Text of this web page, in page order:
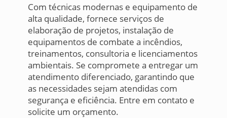
Com técnicas modernas e equipamento de
alta qualidade, fornece serviços de
elaboração de projetos, instalação de
equipamentos de combate a incêndios,
treinamentos, consultoria e licenciamentos
ambientais. Se compromete a entregar um
atendimento diferenciado, garantindo que
as necessidades sejam atendidas com
segurança e eficiência. Entre em contato e
solicite um orçamento.